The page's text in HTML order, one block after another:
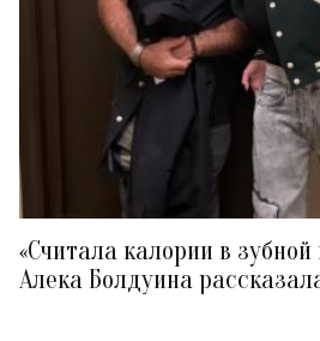
«Считала калории в зубной
Алека Болдуина